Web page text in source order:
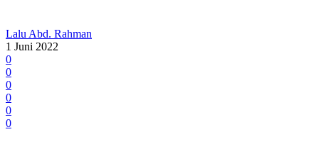
Lalu Abd. Rahman
1 Juni 2022
0
0
0
0
0
0